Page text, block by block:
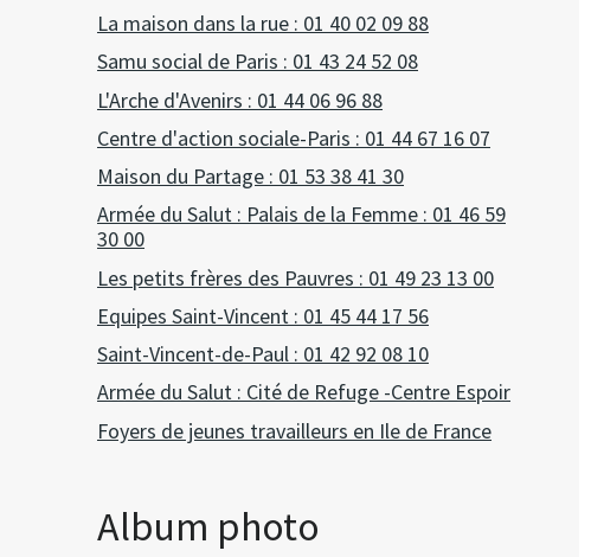
La maison dans la rue : 01 40 02 09 88
Samu social de Paris : 01 43 24 52 08
L'Arche d'Avenirs : 01 44 06 96 88
Centre d'action sociale-Paris : 01 44 67 16 07
Maison du Partage : 01 53 38 41 30
Armée du Salut : Palais de la Femme : 01 46 59
30 00
Les petits frères des Pauvres : 01 49 23 13 00
Equipes Saint-Vincent : 01 45 44 17 56
Saint-Vincent-de-Paul : 01 42 92 08 10
Armée du Salut : Cité de Refuge -Centre Espoir
Foyers de jeunes travailleurs en Ile de France
Album photo